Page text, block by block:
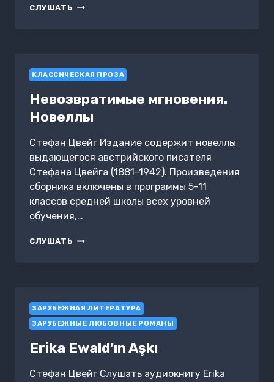
СЛУШАТЬ KAZANOVA
КЛАССИЧЕСКАЯ ПРОЗА
Невозвратимые мгновения.
Новеллы
Стефан Цвейг Издание содержит новеллы
выдающегося австрийского писателя
Стефана Цвейга (1881-1942). Произведения
сборника включены в программы 5-11
классов средней школы всех уровней
обучения,…
СЛУШАТЬ НЕВОЗВРАТИМЫЕ
ЗАРУБЕЖНАЯ ЛИТЕРАТУРА
ЗАРУБЕЖНЫЕ ЛЮБОВНЫЕ РОМАНЫ
Erika Ewald’ın Aşkı
Стефан Цвейг Слушать аудиокнигу Erika